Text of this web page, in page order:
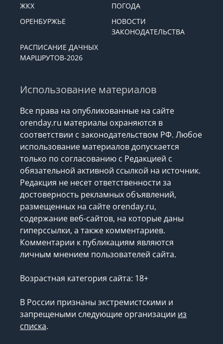
ЖКХ
ПОГОДА
ОРЕНБУРЖЬЕ
НОВОСТИ
ЗАКОНОДАТЕЛЬСТВА
РАСПИСАНИЕ ДАЧНЫХ
МАРШРУТОВ-2026
Использование материалов
Все права на опубликованные на сайте
orenday.ru материалы охраняются в
соответствии с законодательством РФ. Любое
использование материалов допускается
только по согласованию с Редакцией с
обязательной активной ссылкой на источник.
Редакция не несет ответственности за
достоверность рекламных объявлений,
размещенных на сайте orenday.ru,
содержание веб-сайтов, на которые даны
гиперссылки, а также комментариев.
Комментарии к публикациям являются
личным мнением пользователей сайта.
Возрастная категория сайта: 18+
В России признаны экстремистскими и
запрещеными следующие организации из
списка.